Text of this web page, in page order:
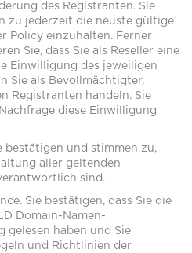
des Registranten. Sie
zu jederzeit die neuste gültige
Policy einzuhalten. Ferner
Sie, dass Sie als Reseller eine
Einwilligung des jeweiligen
Sie als Bevollmächtigter,
Registranten handeln. Sie
diese Einwilligung
bestätigen und stimmen zu,
aller geltenden
sind.
Sie bestätigen, dass Sie die
Domain-Namen-
gelesen haben und Sie
und Richtlinien der